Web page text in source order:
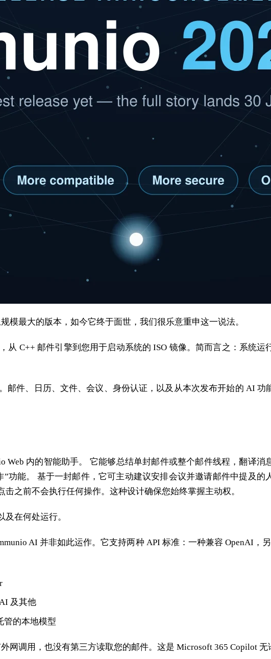
模最大的版本，如今它终于面世，我们很乐意重申这一说法。
C++ 邮件引擎到您用于启动系统的 ISO 镜像。简而言之：系统
件、日历、文件、会议、身份认证，以及从本次发布开始的 AI 功
内的智能助手。 它能够总结单封邮件或整个邮件线程，翻译消
功能。 基于一封邮件，它可主动建议安排会议并邀请邮件中提及的
之前不会执行任何操作。这种设计确保您始终掌握主动权。
在何处运行。
AI 并非如此运作。它支持两种 API 标准：一种兼容 OpenAI，
及其他
管的本地模型
调用，也没有第三方读取您的邮件。这是 Microsoft 365 Copilot 无